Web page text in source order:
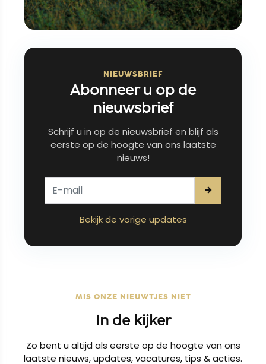
NIEUWSBRIEF
Abonneer u op de
nieuwsbrief
Schrijf u in op de nieuwsbrief en blijf als
eerste op de hoogte van ons laatste
nieuws!
Bekijk de vorige updates
MIS ONZE NIEUWTJES NIET
In de kijker
Zo bent u altijd als eerste op de hoogte van ons
laatste nieuws, updates, vacatures, tips & acties.